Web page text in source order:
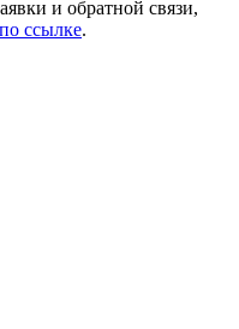
и обратной связи,
по ссылке.